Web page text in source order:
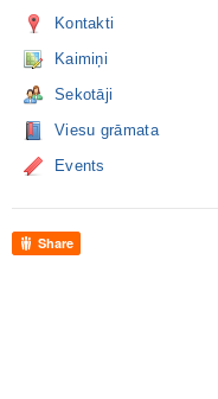
Kontakti
Kaimiņi
Sekotāji
Viesu grāmata
Events
Share